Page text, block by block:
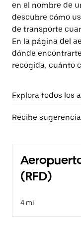
en el nombre de
descubre cómo
de transporte
En la página del
dónde
recogida, cuánto
Explora todos los
Recibe
(RFD)
4 mi